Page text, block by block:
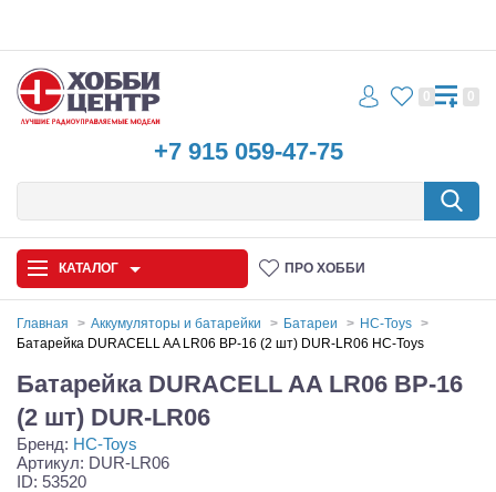
+7 915 059-47-75
0 0
КАТАЛОГ ПРО ХОББИ
Запчасти и аксессуары
Игрушки
Главная Аккумуляторы и батарейки Батареи
HC-Toys
Батарейка DURACELL AA LR06 BP-16 (2 шт) DUR-LR06 HC-Toys
Батарейка DURACELL AA LR06 BP-16
(2 шт) DUR-LR06
Бренд: HC-Toys
Артикул: DUR-LR06
ID: 53520